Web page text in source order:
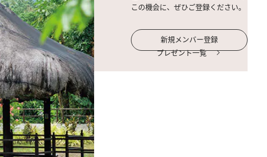
この機会に、ぜひご登録ください。
新規メンバー登録
プレゼント一覧